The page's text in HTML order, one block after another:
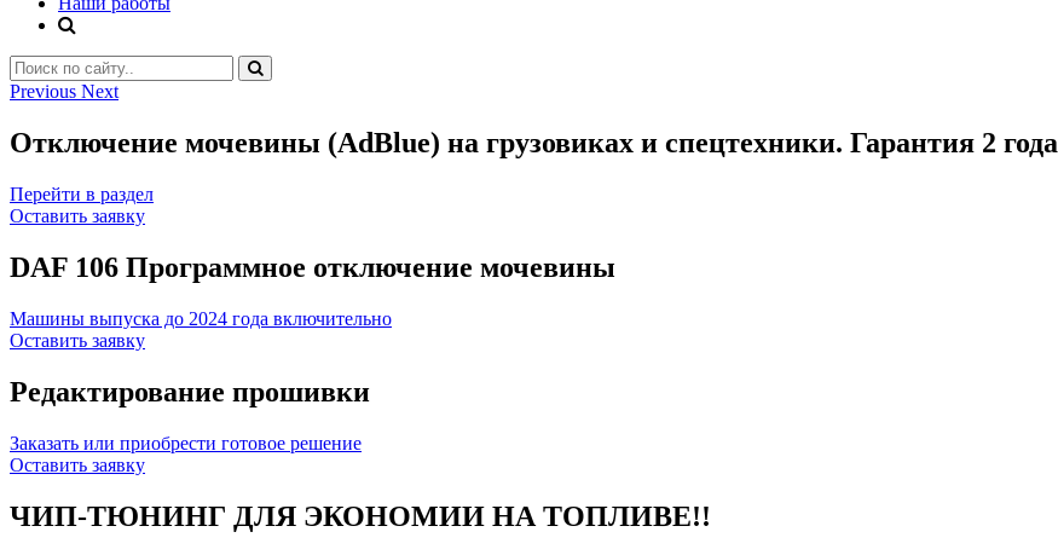
Previous Next
Отключение мочевины (AdBlue) на грузовиках и спецтехники. Гарантия 2 года
Перейти в раздел
Оставить заявку
DAF 106 Программное отключение мочевины
Машины выпуска до 2024 года включительно
Оставить заявку
Редактирование прошивки
Заказать или приобрести готовое решение
Оставить заявку
ЧИП-ТЮНИНГ ДЛЯ ЭКОНОМИИ НА ТОПЛИВЕ!!